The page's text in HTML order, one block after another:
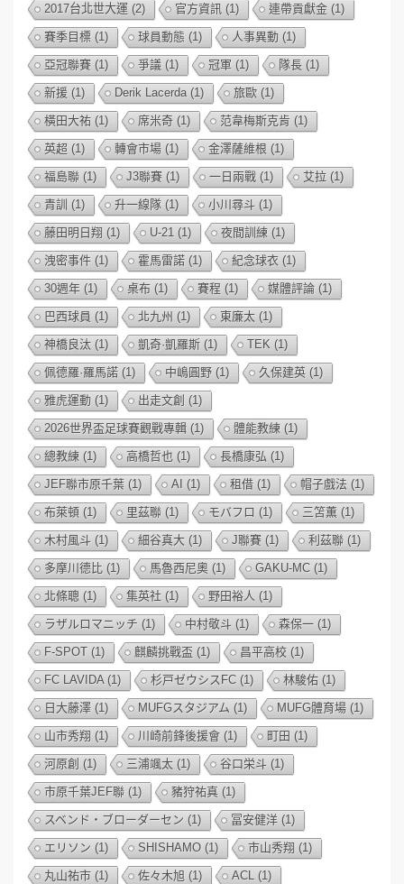
2017台北世大運 (2) 官方資訊 (1) 連帶貢獻金 (1)
賽季目標 (1) 球員動態 (1) 人事異動 (1)
亞冠聯賽 (1) 爭議 (1) 冠軍 (1) 隊長 (1)
新援 (1) Derik Lacerda (1) 旅歐 (1)
橫田大祐 (1) 席米奇 (1) 范韋梅斯克肯 (1)
英超 (1) 轉會市場 (1) 金澤薩維根 (1)
福島聯 (1) J3聯賽 (1) 一日兩戰 (1) 艾拉 (1)
青訓 (1) 升一線隊 (1) 小川尋斗 (1)
藤田明日翔 (1) U-21 (1) 夜間訓練 (1)
洩密事件 (1) 霍馬雷諾 (1) 紀念球衣 (1)
30週年 (1) 桌布 (1) 賽程 (1) 媒體評論 (1)
巴西球員 (1) 北九州 (1) 東廉太 (1)
神橋良汰 (1) 凱奇·凱羅斯 (1) TEK (1)
佩德羅·羅馬諾 (1) 中嶋圓野 (1) 久保建英 (1)
雅虎運動 (1) 出走文創 (1)
2026世界盃足球賽觀戰專輯 (1) 體能教練 (1)
總教練 (1) 高橋哲也 (1) 長橋康弘 (1)
JEF聯市原千葉 (1) AI (1) 租借 (1) 帽子戲法 (1)
布萊頓 (1) 里茲聯 (1) モバフロ (1) 三笘薫 (1)
木村風斗 (1) 細谷真大 (1) J聯賽 (1) 利茲聯 (1)
多摩川德比 (1) 馬魯西尼奧 (1) GAKU-MC (1)
北條聰 (1) 集英社 (1) 野田裕人 (1)
ラザルロマニッチ (1) 中村敬斗 (1) 森保一 (1)
F-SPOT (1) 麒麟挑戰盃 (1) 昌平高校 (1)
FC LAVIDA (1) 杉戸ゼウシスFC (1) 林駿佑 (1)
日大藤澤 (1) MUFGスタジアム (1) MUFG體育場 (1)
山市秀翔 (1) 川崎前鋒後援會 (1) 町田 (1)
河原創 (1) 三浦颯太 (1) 谷口栄斗 (1)
市原千葉JEF聯 (1) 豬狩祐真 (1)
スベンド・ブローダーセン (1) 冨安健洋 (1)
エリソン (1) SHISHAMO (1) 市山秀翔 (1)
丸山祐市 (1) 佐々木旭 (1) ACL (1)